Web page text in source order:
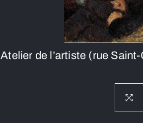
Atelier de l’artiste (rue